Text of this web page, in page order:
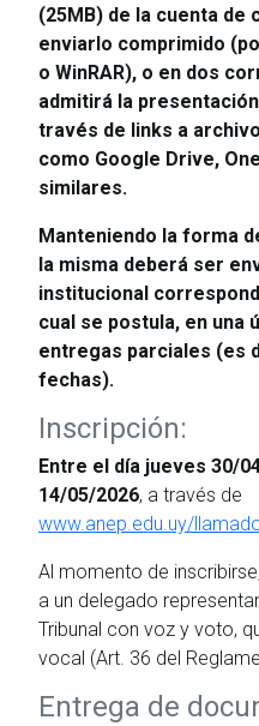
(25MB) de la cuenta
enviarlo comprimido
o WinRAR), o en dos
admitirá la
través de links a
como Google Drive,
similares.
Manteniendo la forma
la misma deberá ser
institucional
cual se postula, en una
entregas parciales (es
fechas).
Inscripción:
Entre el día jueves 30/
14/05/2026, a través de
www.anep.edu.uy/
Al momento de
a un delegado
Tribunal con voz y voto,
vocal (Art. 36 del
Entrega de